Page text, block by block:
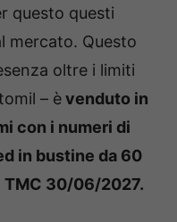
questo questi
mercato. Questo
oltre i limiti
– èvenduto in
con i numeri di
in bustine da 60
30/06/2027.